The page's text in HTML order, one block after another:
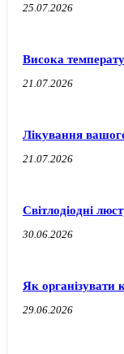
25.07.2026
Висока
21.07.2026
Лікування
21.07.2026
Світлодіодні
30.06.2026
Як організувати
29.06.2026